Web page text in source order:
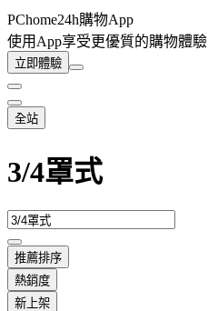
PChome24h購物App
使用App享受更優質的購物體驗
立即體驗
全站
3/4罩式
推薦排序
熱銷度
新上架